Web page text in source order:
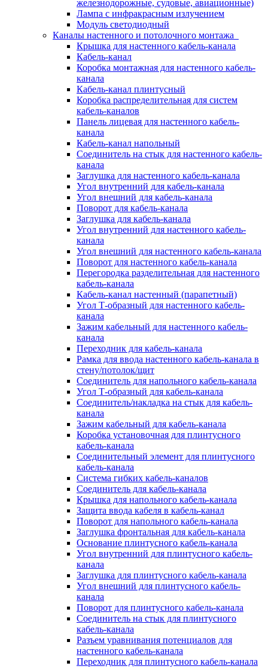
железнодорожные, судовые, авиационные)
Лампа с инфракрасным излучением
Модуль светодиодный
Каналы настенного и потолочного монтажа
Крышка для настенного кабель-канала
Кабель-канал
Коробка монтажная для настенного кабель-
канала
Кабель-канал плинтусный
Коробка распределительная для систем
кабель-каналов
Панель лицевая для настенного кабель-
канала
Кабель-канал напольный
Соединитель на стык для настенного кабель-
канала
Заглушка для настенного кабель-канала
Угол внутренний для кабель-канала
Угол внешний для кабель-канала
Поворот для кабель-канала
Заглушка для кабель-канала
Угол внутренний для настенного кабель-
канала
Угол внешний для настенного кабель-канала
Поворот для настенного кабель-канала
Перегородка разделительная для настенного
кабель-канала
Кабель-канал настенный (парапетный)
Угол Т-образный для настенного кабель-
канала
Зажим кабельный для настенного кабель-
канала
Переходник для кабель-канала
Рамка для ввода настенного кабель-канала в
стену/потолок/щит
Соединитель для напольного кабель-канала
Угол Т-образный для кабель-канала
Соединитель/накладка на стык для кабель-
канала
Зажим кабельный для кабель-канала
Коробка установочная для плинтусного
кабель-канала
Соединительный элемент для плинтусного
кабель-канала
Система гибких кабель-каналов
Соединитель для кабель-канала
Крышка для напольного кабель-канала
Защита ввода кабеля в кабель-канал
Поворот для напольного кабель-канала
Заглушка фронтальная для кабель-канала
Основание плинтусного кабель-канала
Угол внутренний для плинтусного кабель-
канала
Заглушка для плинтусного кабель-канала
Угол внешний для плинтусного кабель-
канала
Поворот для плинтусного кабель-канала
Соединитель на стык для плинтусного
кабель-канала
Разъем уравнивания потенциалов для
настенного кабель-канала
Переходник для плинтусного кабель-канала